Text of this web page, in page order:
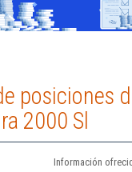
posiciones
2000 Sl
Información